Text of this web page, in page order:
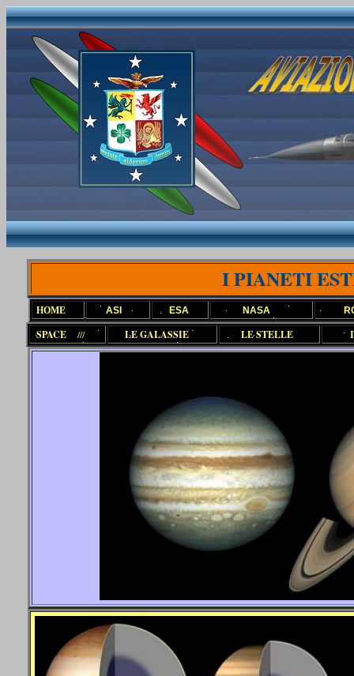
I PIANETI
HOME ASI ESA NASA
SPACE /// LE GALASSIE LE STELLE